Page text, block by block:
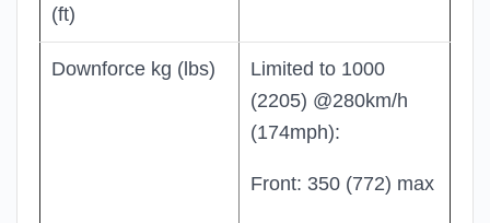
(ft)
Downforce kg (lbs)
Limited to 1000
(2205) @280km/h
(174mph):
Front: 350 (772) max